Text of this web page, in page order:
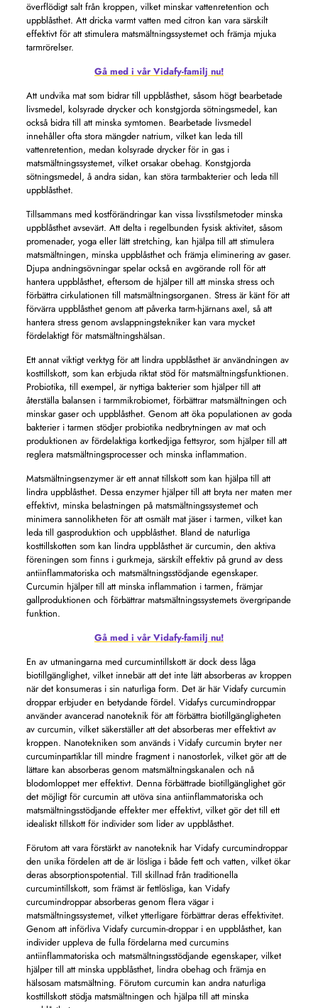
överflödigt salt från kroppen, vilket minskar vattenretention och
uppblåsthet. Att dricka varmt vatten med citron kan vara särskilt
effektivt för att stimulera matsmältningssystemet och främja mjuka
tarmrörelser.
Gå med i vår Vidafy-familj nu!
Att undvika mat som bidrar till uppblåsthet, såsom högt bearbetade
livsmedel, kolsyrade drycker och konstgjorda sötningsmedel, kan
också bidra till att minska symtomen. Bearbetade livsmedel
innehåller ofta stora mängder natrium, vilket kan leda till
vattenretention, medan kolsyrade drycker för in gas i
matsmältningssystemet, vilket orsakar obehag. Konstgjorda
sötningsmedel, å andra sidan, kan störa tarmbakterier och leda till
uppblåsthet.
Tillsammans med kostförändringar kan vissa livsstilsmetoder minska
uppblåsthet avsevärt. Att delta i regelbunden fysisk aktivitet, såsom
promenader, yoga eller lätt stretching, kan hjälpa till att stimulera
matsmältningen, minska uppblåsthet och främja eliminering av gaser.
Djupa andningsövningar spelar också en avgörande roll för att
hantera uppblåsthet, eftersom de hjälper till att minska stress och
förbättra cirkulationen till matsmältningsorganen. Stress är känt för att
förvärra uppblåsthet genom att påverka tarm-hjärnans axel, så att
hantera stress genom avslappningstekniker kan vara mycket
fördelaktigt för matsmältningshälsan.
Ett annat viktigt verktyg för att lindra uppblåsthet är användningen av
kosttillskott, som kan erbjuda riktat stöd för matsmältningsfunktionen.
Probiotika, till exempel, är nyttiga bakterier som hjälper till att
återställa balansen i tarmmikrobiomet, förbättrar matsmältningen och
minskar gaser och uppblåsthet. Genom att öka populationen av goda
bakterier i tarmen stödjer probiotika nedbrytningen av mat och
produktionen av fördelaktiga kortkedjiga fettsyror, som hjälper till att
reglera matsmältningsprocesser och minska inflammation.
Matsmältningsenzymer är ett annat tillskott som kan hjälpa till att
lindra uppblåsthet. Dessa enzymer hjälper till att bryta ner maten mer
effektivt, minska belastningen på matsmältningssystemet och
minimera sannolikheten för att osmält mat jäser i tarmen, vilket kan
leda till gasproduktion och uppblåsthet. Bland de naturliga
kosttillskotten som kan lindra uppblåsthet är curcumin, den aktiva
föreningen som finns i gurkmeja, särskilt effektiv på grund av dess
antiinflammatoriska och matsmältningsstödjande egenskaper.
Curcumin hjälper till att minska inflammation i tarmen, främjar
gallproduktionen och förbättrar matsmältningssystemets övergripande
funktion.
Gå med i vår Vidafy-familj nu!
En av utmaningarna med curcumintillskott är dock dess låga
biotillgänglighet, vilket innebär att det inte lätt absorberas av kroppen
när det konsumeras i sin naturliga form. Det är här Vidafy curcumin
droppar erbjuder en betydande fördel. Vidafys curcumindroppar
använder avancerad nanoteknik för att förbättra biotillgängligheten
av curcumin, vilket säkerställer att det absorberas mer effektivt av
kroppen. Nanotekniken som används i Vidafy curcumin bryter ner
curcuminpartiklar till mindre fragment i nanostorlek, vilket gör att de
lättare kan absorberas genom matsmältningskanalen och nå
blodomloppet mer effektivt. Denna förbättrade biotillgänglighet gör
det möjligt för curcumin att utöva sina antiinflammatoriska och
matsmältningsstödjande effekter mer effektivt, vilket gör det till ett
idealiskt tillskott för individer som lider av uppblåsthet.
Förutom att vara förstärkt av nanoteknik har Vidafy curcumindroppar
den unika fördelen att de är lösliga i både fett och vatten, vilket ökar
deras absorptionspotential. Till skillnad från traditionella
curcumintillskott, som främst är fettlösliga, kan Vidafy
curcumindroppar absorberas genom flera vägar i
matsmältningssystemet, vilket ytterligare förbättrar deras effektivitet.
Genom att införliva Vidafy curcumin-droppar i en uppblåsthet, kan
individer uppleva de fulla fördelarna med curcumins
antiinflammatoriska och matsmältningsstödjande egenskaper, vilket
hjälper till att minska uppblåsthet, lindra obehag och främja en
hälsosam matsmältning. Förutom curcumin kan andra naturliga
kosttillskott stödja matsmältningen och hjälpa till att minska